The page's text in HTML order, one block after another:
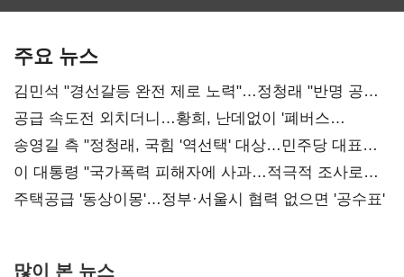
주요 뉴스
김민석 "경선갈등 완전 제로 노력"…정청래 "반명 공세
사과부터"
공급 속도전 외치더니…황희, 난데없이 '폐버스
리모델링' 제안
송영길 측 "정청래, 국힘 '역선택' 대상…민주당 대표로
총선 지휘 못해"
이 대통령 "국가폭력 피해자에 사과…적극적 조사로
진실 밝혀야"
주택공급 '동상이몽'…정부·서울시 협력 없으면 '공수표'
많이 본 뉴스